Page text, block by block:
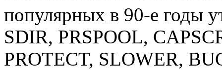
популярных в 90-е годы
SDIR, PRSPOOL,
PROTECT, SLOWER,